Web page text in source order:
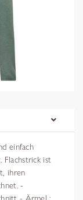
einfach
Flachstrick ist
ihren
-